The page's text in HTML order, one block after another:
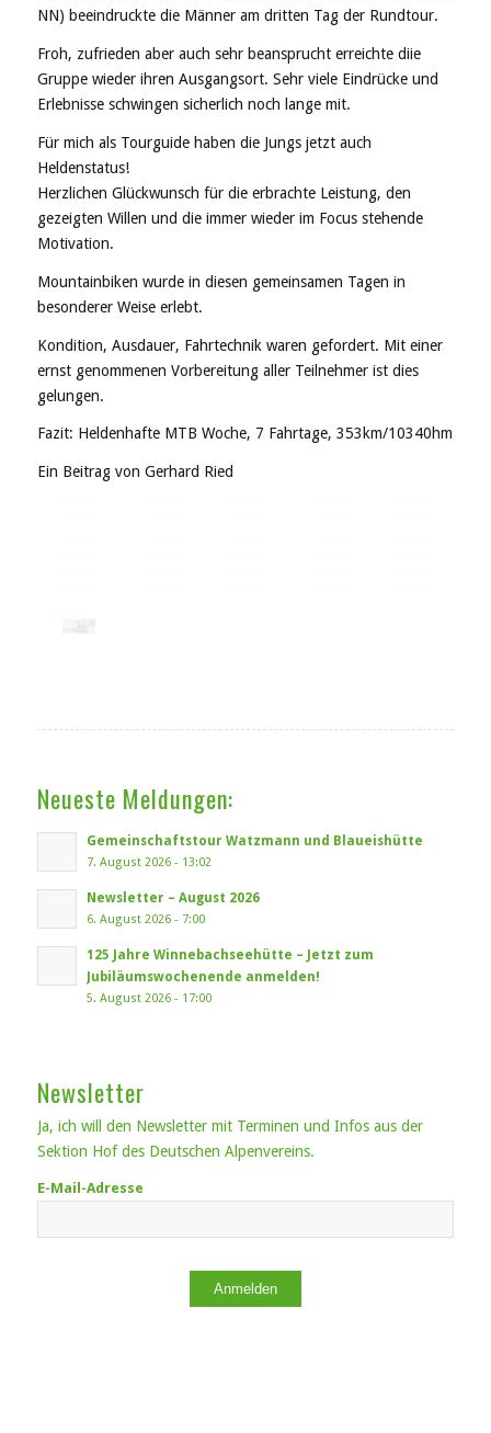
NN) beeindruckte die Männer am dritten Tag der Rundtour.
Froh, zufrieden aber auch sehr beansprucht erreichte diie
Gruppe wieder ihren Ausgangsort. Sehr viele Eindrücke und
Erlebnisse schwingen sicherlich noch lange mit.
Für mich als Tourguide haben die Jungs jetzt auch
Heldenstatus!
Herzlichen Glückwunsch für die erbrachte Leistung, den
gezeigten Willen und die immer wieder im Focus stehende
Motivation.
Mountainbiken wurde in diesen gemeinsamen Tagen in
besonderer Weise erlebt.
Kondition, Ausdauer, Fahrtechnik waren gefordert. Mit einer
ernst genommenen Vorbereitung aller Teilnehmer ist dies
gelungen.
Fazit: Heldenhafte MTB Woche, 7 Fahrtage, 353km/10340hm
Ein Beitrag von Gerhard Ried
Neueste Meldungen:
Gemeinschaftstour Watzmann und Blaueishütte
7. August 2026 - 13:02
Newsletter – August 2026
6. August 2026 - 7:00
125 Jahre Winnebachseehütte – Jetzt zum
Jubiläumswochenende anmelden!
5. August 2026 - 17:00
Newsletter
Ja, ich will den Newsletter mit Terminen und Infos aus der
Sektion Hof des Deutschen Alpenvereins.
E-Mail-Adresse
Anmelden